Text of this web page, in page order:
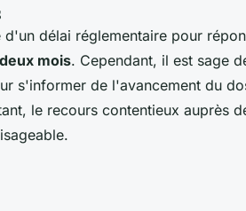
délai réglementaire pour
deux mois. Cependant, il est sage
s'informer de l'avancement du
le recours contentieux auprès